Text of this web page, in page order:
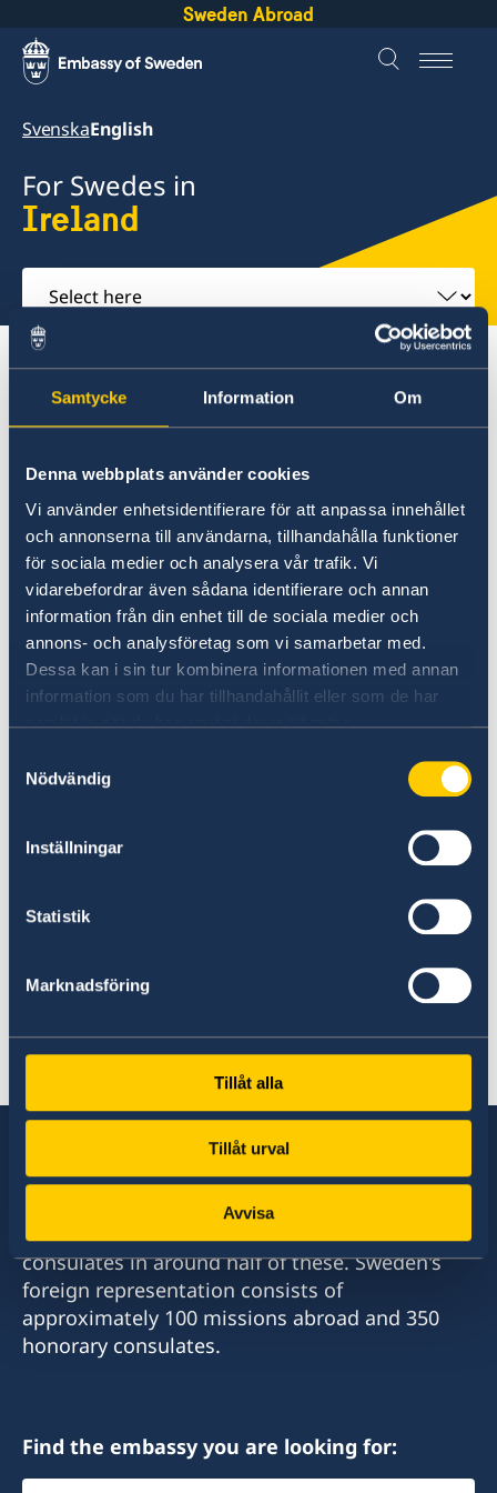
Samtycke Information Om
Denna webbplats använder cookies
Vi använder enhetsidentifierare för att anpassa innehållet
och annonserna till användarna, tillhandahålla funktioner
för sociala medier och analysera vår trafik. Vi
vidarebefordrar även sådana identifierare och annan
information från din enhet till de sociala medier och
annons- och analysföretag som vi samarbetar med.
Dessa kan i sin tur kombinera informationen med annan
information som du har tillhandahållit eller som de har
samlat in när du har använt deras tjänster.
Nödvändig
Inställningar
Statistik
Marknadsföring
Tillåt alla
Tillåt urval
Avvisa
Sweden Abroad
SvenskaEnglish
For Swedes in
Ireland
Select
here
About abroad Ireland
Service to Swedish Citizens in Ireland
Passports in Ireland
Renewal of Passports for Children Under 18
Application for Passports for Children Under 18
Emergency passport in Ireland
National ID Card in Ireland
Coordination number and registration of newborn in
Ireland
Renewal of Passports for Adults, Collecting
Passports
Voting in Ireland
Service to Swedish Citizens in Ireland
Swedes in need of consular assistance can
contact the Embassy of Sweden in Dublin.
Learn more
On 13 September 2026, there will be elections
municipal councils. If you are abroad, you can
consulate, or vote by mail.
Sweden has diplomatic relations with almost
all states in the world, with embassies and
consulates in around half of these. Sweden's
foreign representation consists of
approximately 100 missions abroad and 350
honorary consulates.
Find the embassy you are looking for: